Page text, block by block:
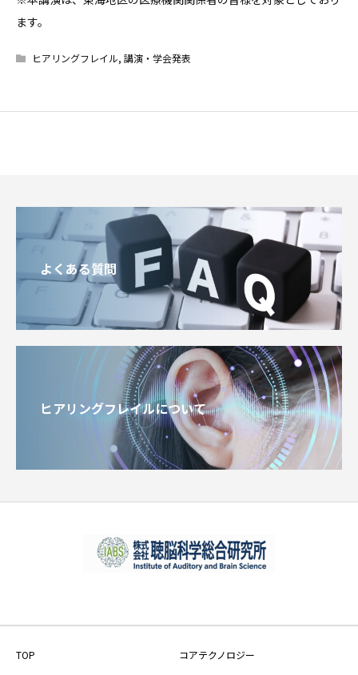
ます。
ヒアリングフレイル, 講演・学会発表
よくある質問
ヒアリングフレイルについて
TOP
コアテクノロジー